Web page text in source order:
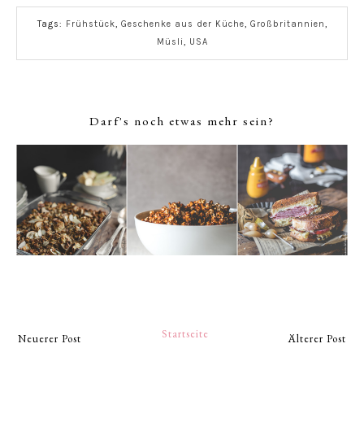
Tags: Frühstück, Geschenke aus der Küche, Großbritannien,
Müsli, USA
Darf's noch etwas mehr sein?
Neuerer Post Älterer Post
Startseite